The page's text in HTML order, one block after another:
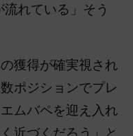
れている」そう
獲得が確実視され
ポジションでプレ
ムバペを迎え入れ
近づくだろう」と